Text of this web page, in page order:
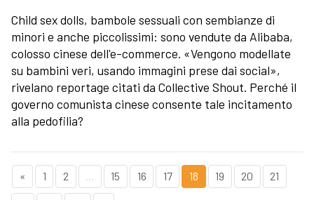
Child sex dolls, bambole sessuali con sembianze di
minori e anche piccolissimi: sono vendute da Alibaba,
colosso cinese dell'e-commerce. «Vengono modellate
su bambini veri, usando immagini prese dai social»,
rivelano reportage citati da Collective Shout. Perché il
governo comunista cinese consente tale incitamento
alla pedofilia?
« 1 2 ... 15 16 17 18 19 20 21